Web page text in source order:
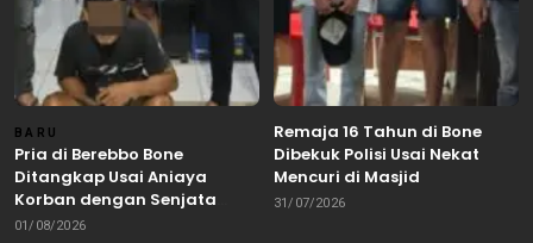
BARU
Pria di Berebbo Bone
Ditangkap Usai Aniaya
Korban dengan Senjata
Tajam
01/08/2026
Remaja 16 Tahun di Bone
Dibekuk Polisi Usai Nekat
Mencuri di Masjid
31/07/2026